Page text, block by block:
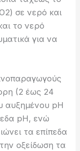
σε νερό και
το νερό
για να
(2 έως 24
αυξημένου pH
pH, ενώ
τα επίπεδα
οξείδωση τα